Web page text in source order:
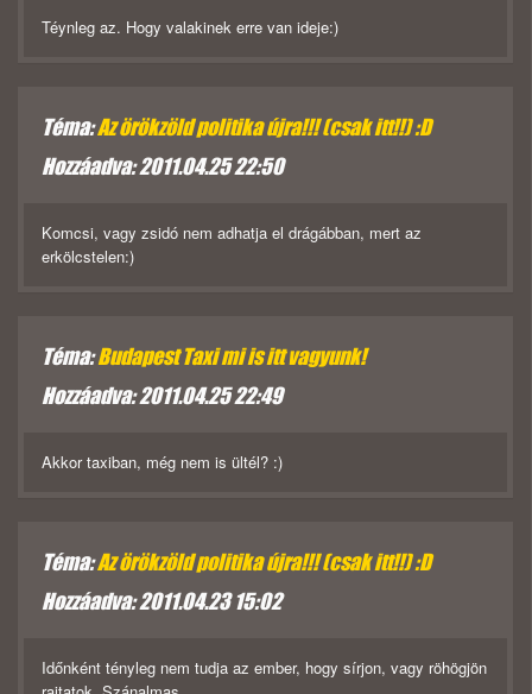
Téynleg az. Hogy valakinek erre van ideje:)
Téma:Az örökzöld politika újra!!! (csak itt!!) :D
Hozzáadva: 2011.04.25 22:50
Komcsi, vagy zsidó nem adhatja el drágábban, mert az
erkölcstelen:)
Téma:Budapest Taxi mi is itt vagyunk!
Hozzáadva: 2011.04.25 22:49
Akkor taxiban, még nem is ültél? :)
Téma:Az örökzöld politika újra!!! (csak itt!!) :D
Hozzáadva: 2011.04.23 15:02
Időnként tényleg nem tudja az ember, hogy sírjon, vagy röhögjön